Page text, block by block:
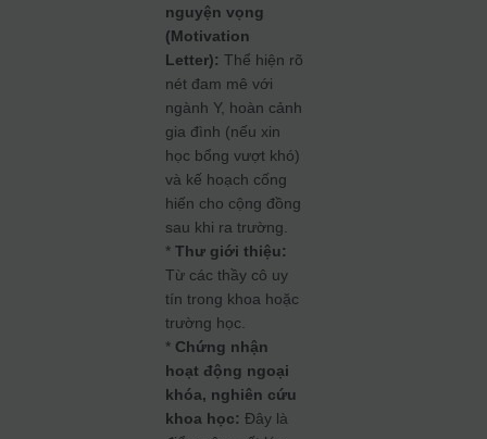
nguyện vọng
(Motivation
Letter): Thể hiện rõ
nét đam mê với
ngành Y, hoàn cảnh
gia đình (nếu xin
học bổng vượt khó)
và kế hoạch cống
hiến cho cộng đồng
sau khi ra trường.
*Thư giới thiệu:
Từ các thầy cô uy
tín trong khoa hoặc
trường học.
* Chứng nhận
hoạt động ngoại
khóa, nghiên cứu
khoa học: Đây là